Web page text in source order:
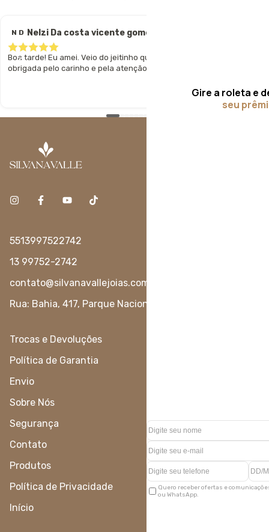
Gire a roleta e
seu
Quero receber ofertas e
ou WhatsApp.
N D Nelzi Da costa vicente gomes
Boa tarde! Eu amei. Veio do jeitinho que eu esperava mesmo. Muito
obrigada pelo carinho e pela atenção!
5513997522742
13 99752-2742
contato@silvanavallejoias.com.br
Rua: Bahia, 417, Parque Nacional - Juquiá - São Paulo
Trocas e Devoluções
Política de Garantia
Envio
Sobre Nós
Segurança
Contato
Produtos
Política de Privacidade
Início